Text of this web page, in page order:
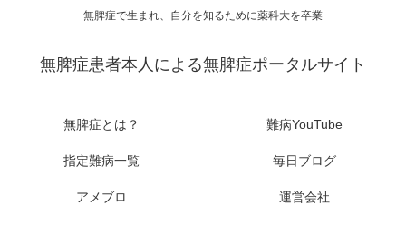
無脾症で生まれ、自分を知るために薬科大を卒業
無脾症患者本人による無脾症ポータルサイト
無脾症とは？ 難病YouTube
指定難病一覧 毎日ブログ
アメブロ 運営会社